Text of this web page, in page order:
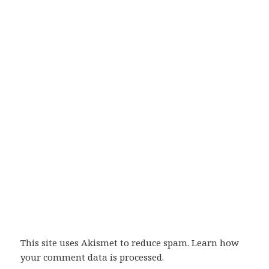
This site uses Akismet to reduce spam.Learn how
your comment data is processed.